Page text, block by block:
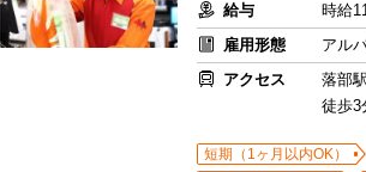
給与
時給
雇用形態
アル
アクセス
落部駅
徒歩3
短期（1ヶ月以内OK）